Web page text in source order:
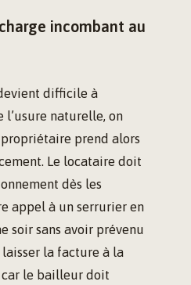
incombant au
difficile à
l’usure naturelle, on
prend alors
Le locataire doit
dès les
appel à un serrurier en
soir sans avoir prévenu
la facture à la
le bailleur doit